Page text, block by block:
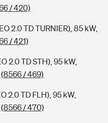
/ 420)
2.0 TD TURNIER), 85 kW,
/ 421)
2.0 TD STH), 95 kW,
(8566 / 469)
2.0 TD FLH), 95 kW,
(8566 / 470)